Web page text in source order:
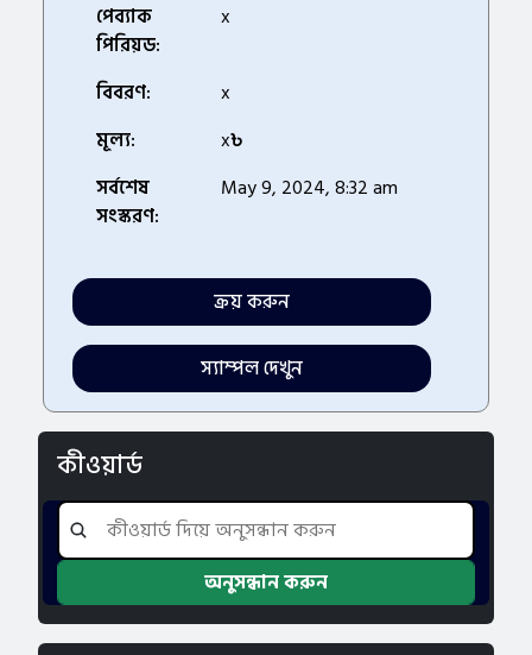
পেব্যাক
পিরিয়ড:
x
বিবরণ:
x
মূল্য:
x৳
সর্বশেষ
সংস্করণ:
May 9, 2024, 8:32 am
ক্রয় করুন
স্যাম্পল দেখুন
কীওয়ার্ড